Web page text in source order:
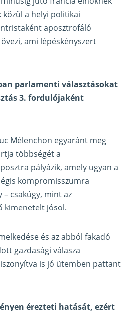
közül a helyi politikai
aposztrofáló
ami lépéskényszert
parlamenti választásokat
3. fordulójaként
Mélenchon egyaránt meg
többségét a
pályázik, amely ugyan a
kompromisszumra
csakúgy, mint az
kimenetelt jósol.
és az abból fakadó
gazdasági válasza
is jó ütemben pattant
érezteti hatását, ezért